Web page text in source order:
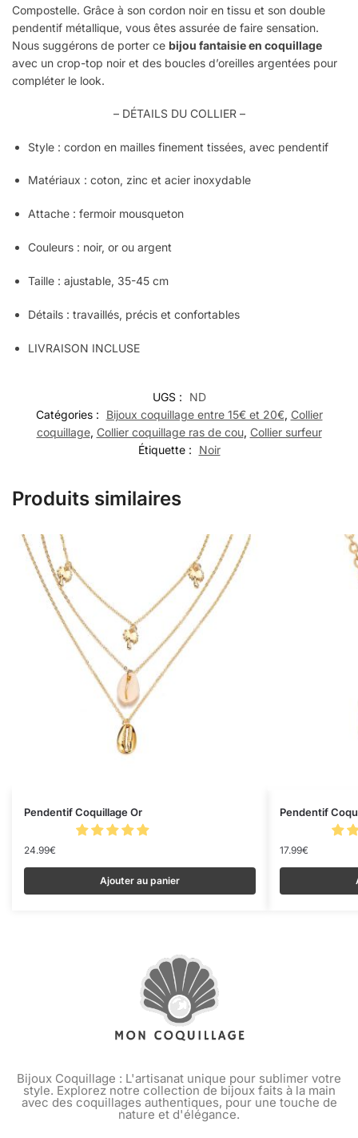
Compostelle. Grâce à son cordon noir en tissu et son double
pendentif métallique, vous êtes assurée de faire sensation.
Nous suggérons de porter ce bijou fantaisie en coquillage
avec un crop-top noir et des boucles d’oreilles argentées pour
compléter le look.
– DÉTAILS DU COLLIER –
Style : cordon en mailles finement tissées, avec pendentif
Matériaux : coton, zinc et acier inoxydable
Attache : fermoir mousqueton
Couleurs : noir, or ou argent
Taille : ajustable, 35-45 cm
Détails : travaillés, précis et confortables
LIVRAISON INCLUSE
UGS :
ND
Catégories :
Bijoux coquillage entre 15€ et 20€, Collier
coquillage, Collier coquillage ras de cou, Collier surfeur
Étiquette :
Noir
Produits similaires
Pendentif Coquillage Or
24.99€
Ajouter au panier
Pendentif
17.99€
Bijoux Coquillage : L'artisanat unique pour sublimer votre
style. Explorez notre collection de bijoux faits à la main
avec des coquillages authentiques, pour une touche de
nature et d'élégance.